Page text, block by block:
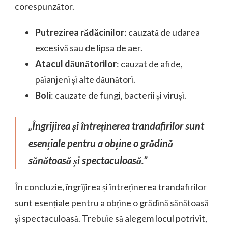
corespunzător.
Putrezirea rădăcinilor: cauzată de udarea
excesivă sau de lipsa de aer.
Atacul dăunătorilor: cauzat de afide,
păianjeni și alte dăunători.
Boli: cauzate de fungi, bacterii și viruși.
„Îngrijirea și întreținerea trandafirilor sunt
esențiale pentru a obține o grădină
sănătoasă și spectaculoasă.”
În concluzie, îngrijirea și întreținerea trandafirilor
sunt esențiale pentru a obține o grădină sănătoasă
și spectaculoasă. Trebuie să alegem locul potrivit,